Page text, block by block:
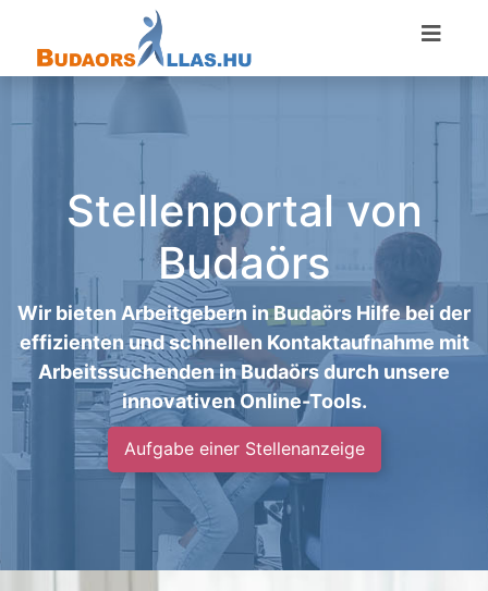
Stellenportal von
Budaörs
Wir bieten Arbeitgebern in Budaörs Hilfe bei der
effizienten und schnellen Kontaktaufnahme mit
Arbeitssuchenden in Budaörs durch unsere
innovativen Online-Tools.
Aufgabe einer Stellenanzeige